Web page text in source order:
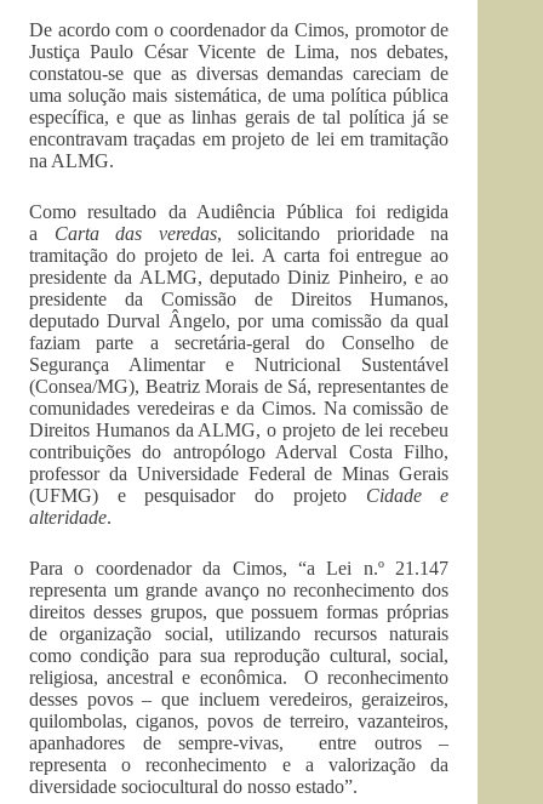
De acordo com o coordenador da Cimos, promotor de
Justiça Paulo César Vicente de Lima, nos debates,
constatou-se que as diversas demandas careciam de
uma solução mais sistemática, de uma política pública
específica, e que as linhas gerais de tal política já se
encontravam traçadas em projeto de lei em tramitação
na ALMG.
Como resultado da Audiência Pública foi redigida
a Carta das veredas, solicitando prioridade na
tramitação do projeto de lei. A carta foi entregue ao
presidente da ALMG, deputado Diniz Pinheiro, e ao
presidente da Comissão de Direitos Humanos,
deputado Durval Ângelo, por uma comissão da qual
faziam parte a secretária-geral do Conselho de
Segurança Alimentar e Nutricional Sustentável
(Consea/MG), Beatriz Morais de Sá, representantes de
comunidades veredeiras e da Cimos. Na comissão de
Direitos Humanos da ALMG, o projeto de lei recebeu
contribuições do antropólogo Aderval Costa Filho,
professor da Universidade Federal de Minas Gerais
(UFMG) e pesquisador do projeto Cidade e
alteridade.
Para o coordenador da Cimos, “a Lei n.º 21.147
representa um grande avanço no reconhecimento dos
direitos desses grupos, que possuem formas próprias
de organização social, utilizando recursos naturais
como condição para sua reprodução cultural, social,
religiosa, ancestral e econômica. O reconhecimento
desses povos – que incluem veredeiros, geraizeiros,
quilombolas, ciganos, povos de terreiro, vazanteiros,
apanhadores de sempre-vivas, entre outros –
representa o reconhecimento e a valorização da
diversidade sociocultural do nosso estado”.